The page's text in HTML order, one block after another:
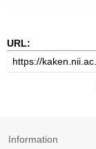
URL:
Information